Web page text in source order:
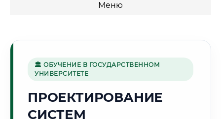
Меню
🏔️
🏛 ОБУЧЕНИЕ В ГОСУДАРСТВЕННОМ
УНИВЕРСИТЕТЕ
ПРОЕКТИРОВАНИЕ
СИСТЕМ